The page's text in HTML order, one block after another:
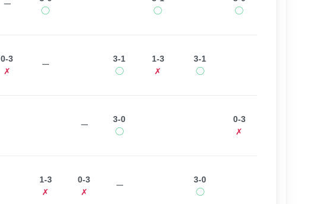
ー
◯
◯
◯
0-3
✗
ー
3-1
◯
1-3
✗
3-1
◯
ー
3-0
◯
0-3
✗
1-3
✗
0-3
✗
ー
3-0
◯